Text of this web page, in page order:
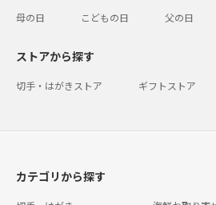
母の日 こどもの日 父の日
ストアから探す
切手・はがきストア ギフトストア
カテゴリから探す